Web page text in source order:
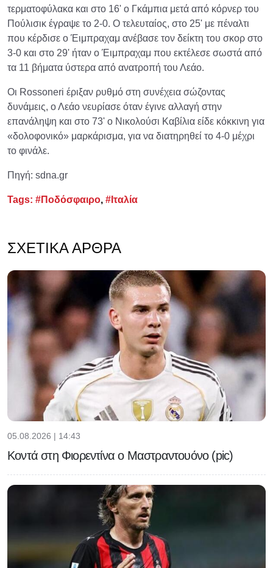
τερματοφύλακα και στο 16' ο Γκάμπια μετά από κόρνερ του
Πούλισικ έγραψε το 2-0. Ο τελευταίος, στο 25' με πέναλτι
που κέρδισε ο Έιμπραχαμ ανέβασε τον δείκτη του σκορ στο
3-0 και στο 29' ήταν ο Έιμπραχαμ που εκτέλεσε σωστά από
τα 11 βήματα ύστερα από ανατροπή του Λεάο.
Οι Rossoneri έριξαν ρυθμό στη συνέχεια σώζοντας
δυνάμεις, ο Λεάο νευρίασε όταν έγινε αλλαγή στην
επανάληψη και στο 73' ο Νικολούσι Καβίλια είδε κόκκινη για
«δολοφονικό» μαρκάρισμα, για να διατηρηθεί το 4-0 μέχρι
το φινάλε.
Πηγή: sdna.gr
Tags: #Ποδόσφαιρο, #Ιταλία
ΣΧΕΤΙΚΆ ΆΡΘΡΑ
05.08.2026 | 14:43
Κοντά στη Φιορεντίνα ο Μαστραντουόνο (pic)